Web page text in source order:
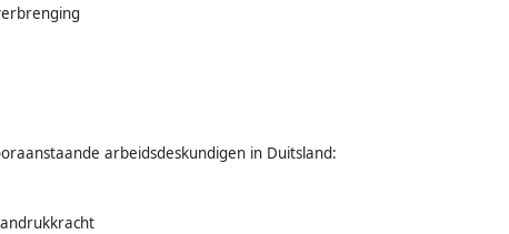
arbeidsdeskundigen in Duitsland: